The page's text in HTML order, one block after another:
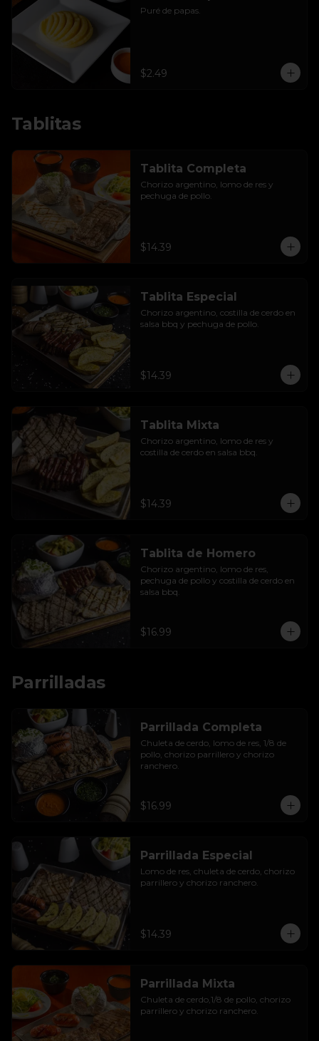
Puré de papas.
$2.49
Tablitas
Tablita Completa
Chorizo argentino, lomo de res y
pechuga de pollo.
$14.39
Tablita Especial
Chorizo argentino, costilla de cerdo en
salsa bbq y pechuga de pollo.
$14.39
Tablita Mixta
Chorizo argentino, lomo de res y
costilla de cerdo en salsa bbq.
$14.39
Tablita de Homero
Chorizo argentino, lomo de res,
pechuga de pollo y costilla de cerdo en
salsa bbq.
$16.99
Parrilladas
Parrillada Completa
Chuleta de cerdo, lomo de res, 1/8 de
pollo, chorizo parrillero y chorizo
ranchero.
$16.99
Parrillada Especial
Lomo de res, chuleta de cerdo, chorizo
parrillero y chorizo ranchero.
$14.39
Parrillada Mixta
Chuleta de cerdo,1/8 de pollo, chorizo
parrillero y chorizo ranchero.